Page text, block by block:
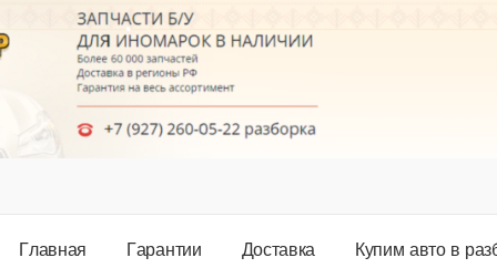
Главная Гарантии Доставка Купим авто в раз